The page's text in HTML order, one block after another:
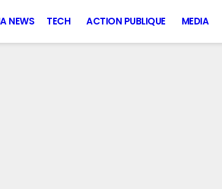
IA NEWS TECH ACTION PUBLIQUE MEDIA